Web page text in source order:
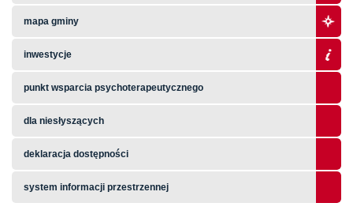
mapa gminy
inwestycje
punkt wsparcia psychoterapeutycznego
dla niesłyszących
deklaracja dostępności
system informacji przestrzennej